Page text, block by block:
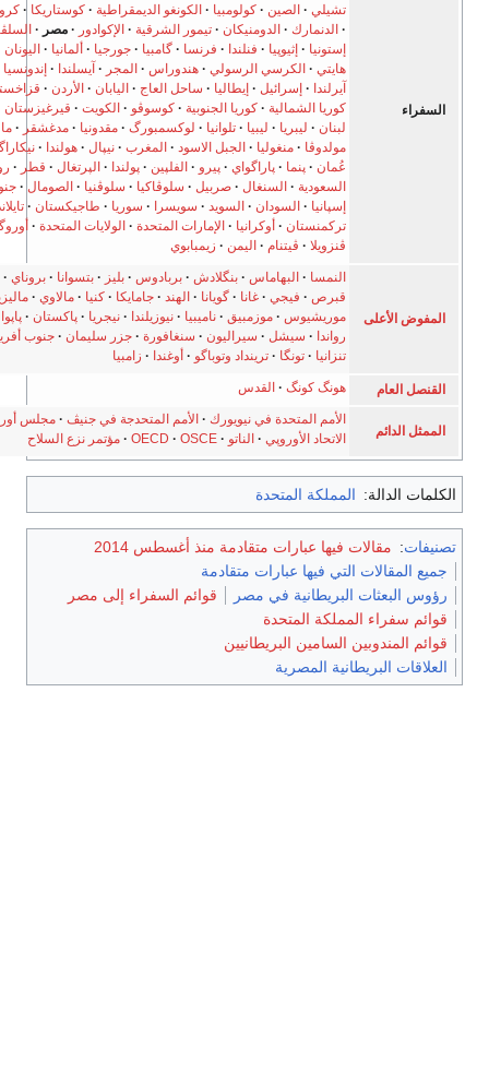
كولومبيا الكونغو الديمقراطية كوستاريكا كرواتيا كوبا
التشيك
الدومنيكان تيمور الشرقية الإكوادور مصر السلڤادور
إرتريا
فنلندا فرنسا گامبيا جورجيا ألمانيا اليونان گوتيمالا
غينيا
الكرسي الرسولي هندوراس المجر آيسلندا إندونسيا إيران
العراق
إيطاليا ساحل العاج اليابان الأردن
قزاخستان
كوريا الشمالية
كوريا الجنوبية كوسوڤو الكويت قيرغيزستان لاوس
لاتڤيا
تلوانيا لوكسمبورگ مقدونيا مدغشقر مالي
المكسيك
الجبل الاسود المغرب نيپال هولندا نيكاراگوا
النرويج
پاراگواي پيرو الفلپين پولندا الپرتغال قطر رومانيا
روسيا
صربيل سلوڤاكيا سلوڤنيا الصومال
جنوب السودان
السويد سويسرا سوريا طاجيكستان تايلاند تونس
تركيا
أوكرانيا الإمارات المتحدة الولايات المتحدة أوروگواي
أوزبكستان
اليمن زيمبابوي
بنگلادش بربادوس بليز بتسوانا بروناي الكاميرون
كندا
غانا گويانا الهند جامايكا كنيا مالاوي ماليزيا
مالطا
موريشيوس
موزمبيق ناميبيا نيوزيلندا نيجريا پاكستان
پاپوا غينيا الجديدة
سيراليون سنغافورة جزر سليمان جنوب أفريقيا
سريلانكا
ترينداد وتوباگو أوغندا زامبيا
هونگ كونگ القدس
الأمم المتحدة في نيويورك الأمم المتحدجة في جنيڤ
مجلس أوروپا
الاتحاد الأوروپي
الناتو OECD OSCE مؤتمر نزع السلاح
المملكة المتحدة
فيها عبارات متقادمة منذ أغسطس 2014
التي فيها عبارات متقادمة
البريطانية في مصر
قوائم السفراء إلى مصر
المملكة المتحدة
السامين البريطانيين
المصرية